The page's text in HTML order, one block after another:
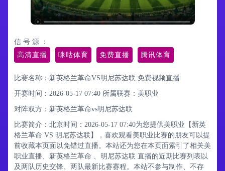
信 号 源 ：
高清直播
咪咕体育 免费直播 腾讯体育
比赛名称：新英格兰革命VS明尼苏达联 免费视频直播
开赛时间：2026-05-17 07:40 所属联赛： 美职业
对阵双方：新英格兰革命vs明尼苏达联
比赛简介：北京时间：2026-05-17 07:40为您提供美职业【新英
格兰革命 VS 明尼苏达联】，喜欢观看美职业比赛的朋友可以提
前收藏本页面以免错过直播。本站还为您在本页面索引了相关美
职业直播、新英格兰革命 、明尼苏达联 直播的近期比赛列表以
及两队历史交锋、两队最新比赛赛程。本站不参与制作、不存